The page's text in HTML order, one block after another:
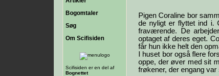
Bogomtaler
Søg
Om Scifisiden
Scifisiden er en del af
Bognettet
Pigen Coraline bor
de nyligt er flyttet ind i.
fraværende. De
optaget af deres eget.
får hun ikke helt den
I huset bor også flere
oppe, der øver med sit
frøkener, der engang